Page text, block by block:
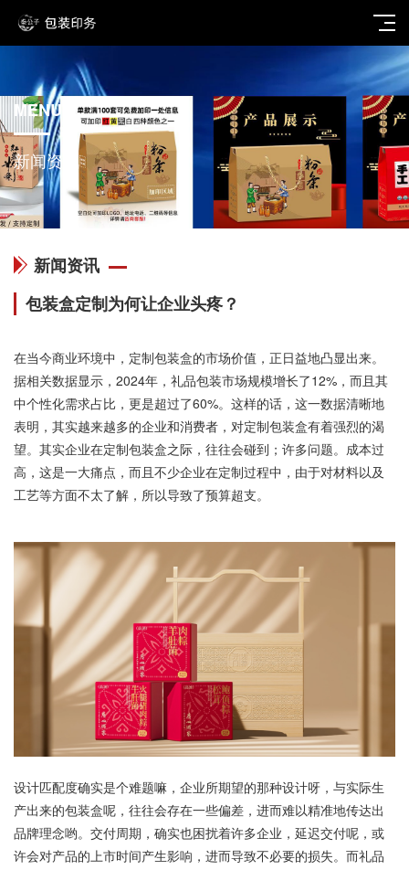
MENU
新闻资讯
新闻资讯
包装盒定制为何让企业头疼？
在当今商业环境中，定制包装盒的市场价值，正日益地凸显出来。
据相关数据显示，2024年，礼品包装市场规模增长了12%，而且其
中个性化需求占比，更是超过了60%。这样的话，这一数据清晰地
表明，其实越来越多的企业和消费者，对定制包装盒有着强烈的渴
望。其实企业在定制包装盒之际，往往会碰到；许多问题。成本过
高，这是一大痛点，而且不少企业在定制过程中，由于对材料以及
工艺等方面不太了解，所以导致了预算超支。
设计匹配度确实是个难题嘛，企业所期望的那种设计呀，与实际生
产出来的包装盒呢，往往会存在一些偏差，进而难以精准地传达出
品牌理念哟。交付周期，确实也困扰着许多企业，延迟交付呢，或
许会对产品的上市时间产生影响，进而导致不必要的损失。而礼品